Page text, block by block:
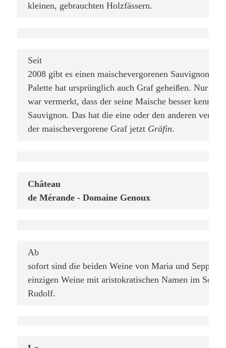
kleinen, gebrauchten Holzfässern.
Seit
2008 gibt es einen maischevergorenen Sauvignon
Palette hat ursprünglich auch Graf geheißen. Nur am
war vermerkt, dass der seine Maische besser kennt
Sauvignon. Das hat die eine oder den anderen
der maischevergorene Graf jetzt Gräfin.
Château
de Mérande - Domaine Genoux
Ab
sofort sind die beiden Weine von Maria und Sepp
einzigen Weine mit aristokratischen Namen im
Rudolf.